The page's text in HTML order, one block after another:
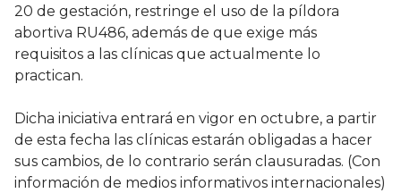
20 de gestación, restringe el uso de la píldora
abortiva RU486, además de que exige más
requisitos a las clínicas que actualmente lo
practican.
Dicha iniciativa entrará en vigor en octubre, a partir
de esta fecha las clínicas estarán obligadas a hacer
sus cambios, de lo contrario serán clausuradas. (Con
información de medios informativos internacionales)